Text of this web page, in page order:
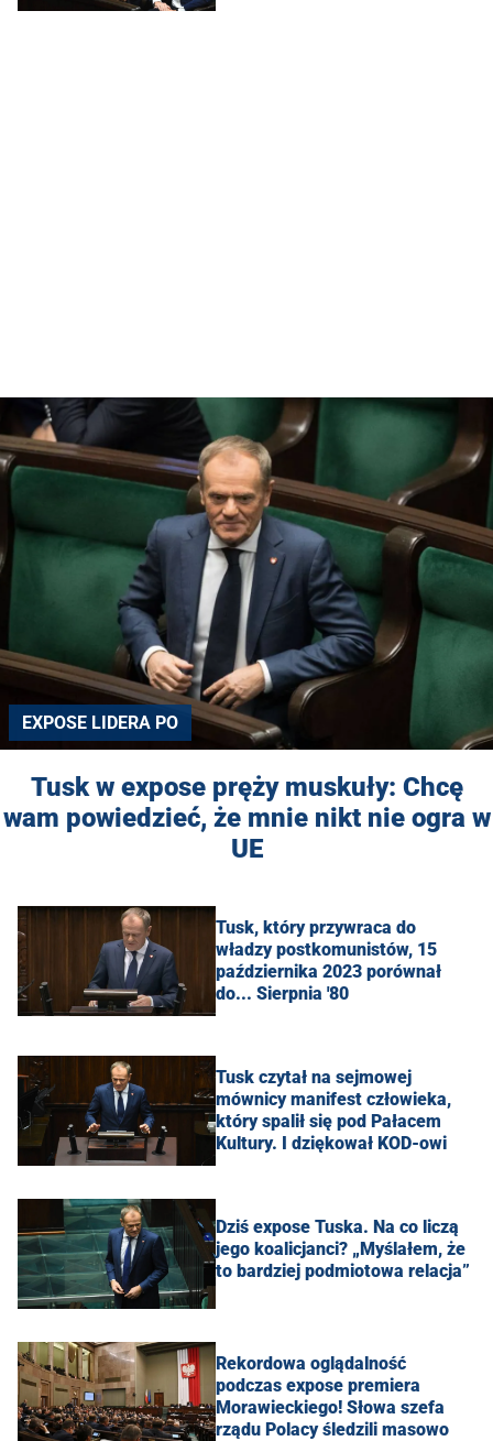
EXPOSE LIDERA PO
Tusk w expose pręży muskuły: Chcę
wam powiedzieć, że mnie nikt nie ogra w
UE
Tusk, który przywraca do
władzy postkomunistów, 15
października 2023 porównał
do... Sierpnia '80
Tusk czytał na sejmowej
mównicy manifest człowieka,
który spalił się pod Pałacem
Kultury. I dziękował KOD-owi
Dziś expose Tuska. Na co liczą
jego koalicjanci? „Myślałem, że
to bardziej podmiotowa relacja”
Rekordowa oglądalność
podczas expose premiera
Morawieckiego! Słowa szefa
rządu Polacy śledzili masowo